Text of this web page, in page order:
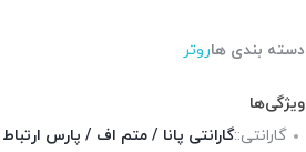
دسته بندی هاروتر
ویژگی‌ها
گارانتی::گارانتی پانا / متم اف / پارس ارتباط